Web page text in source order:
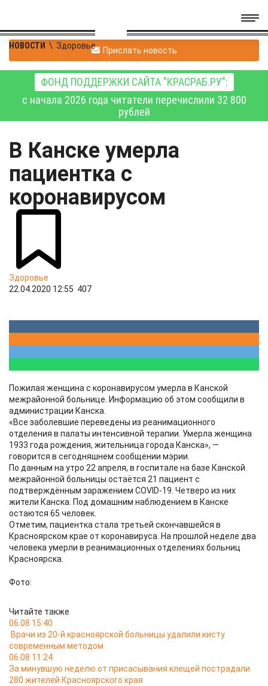
НОВОСТИ \ Здоровье Прислать новость
ФОНД ПОДДЕРЖКИ САЙТА "КРАСРАБ.РУ":
с начала 2026 года читатели перечислили 32 800
рублей
В Канске умерла
пациентка с
коронавирусом
Здоровье
22.04.2020 12:55 407
Пожилая женщина с коронавирусом умерла в Канской
межрайонной больнице. Информацию об этом сообщили в
администрации Канска.
«Все заболевшие переведены из реанимационного
отделения в палаты интенсивной терапии. Умерла женщина
1933 года рождения, жительница города Канска», —
говорится в сегодняшнем сообщении мэрии.
По данным на утро 22 апреля, в госпитале на базе Канской
межрайонной больницы остаётся 21 пациент с
подтверждённым заражением COVID-19. Четверо из них
жители Канска. Под домашним наблюдением в Канске
остаются 65 человек.
Отметим, пациентка стала третьей скончавшейся в
Красноярском крае от коронавируса. На прошлой неделе два
человека умерли в реанимационных отделениях больниц
Красноярска.
Фото:
Читайте также
06.08 15:40
Врачи из 20-й красноярской больницы удалили кисту
современным методом
06.08 11:24
За минувшую неделю от присасывания клещей пострадали
280 жителей Красноярского края